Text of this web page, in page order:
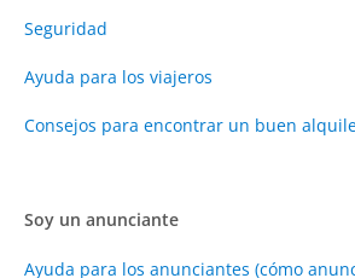
Seguridad
Ayuda para los viajeros
Consejos para encontrar un buen
Soy un anunciante
Ayuda para los anunciantes (cómo